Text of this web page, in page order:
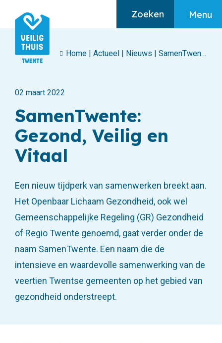
Zoeken Menu
Home
Ik heb hulp nodig
Ik maak mij zorgen
Over huiselijk geweld
Home | Actueel | Nieuws | SamenTwente: Gezond, Veilig en Vitaal
02 maart 2022
SamenTwente:
Gezond, Veilig en
Vitaal
Een nieuw tijdperk van samenwerken breekt aan.
Het Openbaar Lichaam Gezondheid, ook wel
Gemeenschappelijke Regeling (GR) Gezondheid
of Regio Twente genoemd, gaat verder onder de
naam SamenTwente. Een naam die de
intensieve en waardevolle samenwerking van de
veertien Twentse gemeenten op het gebied van
gezondheid onderstreept.